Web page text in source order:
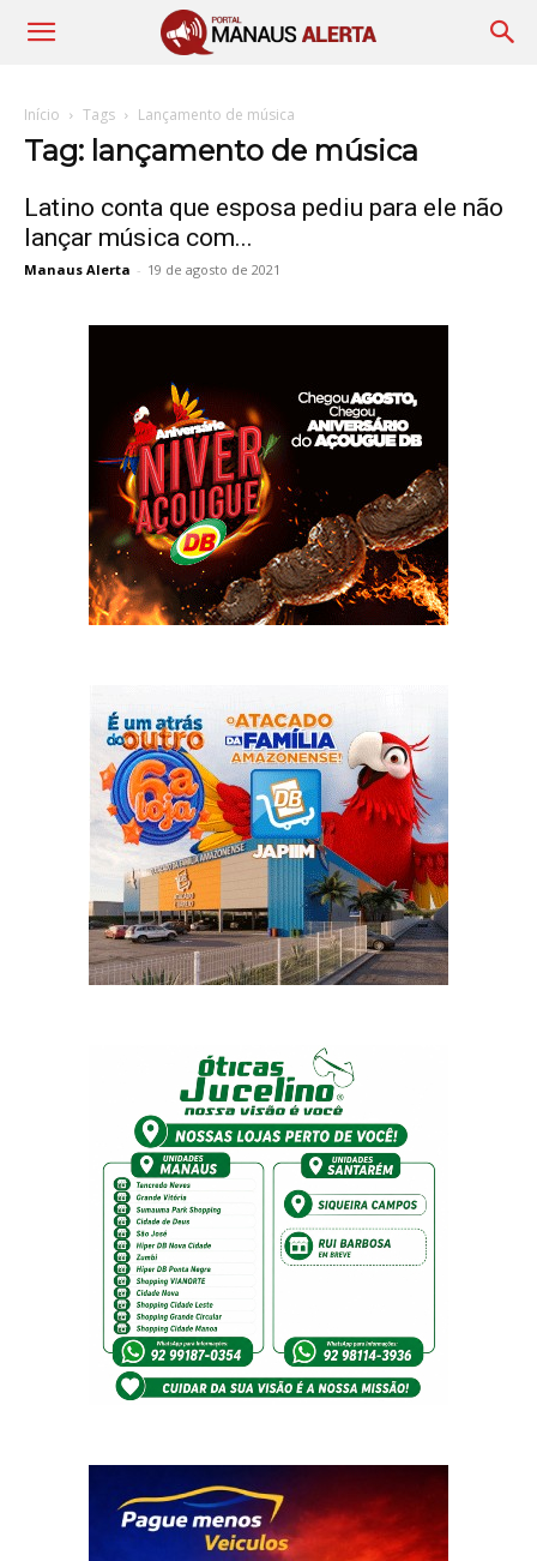
Início Tags Lançamento de música
Tag: lançamento de música
Latino conta que esposa pediu para ele não
lançar música com...
Manaus Alerta - 19 de agosto de 2021